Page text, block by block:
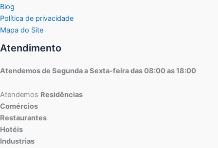
Blog
Política de privacidade
Mapa do Site
Atendimento
Atendemos de Segunda a Sexta-feira das 08:00 as 18:00
Atendemos Residências
Comércios
Restaurantes
Hotéis
Industrias